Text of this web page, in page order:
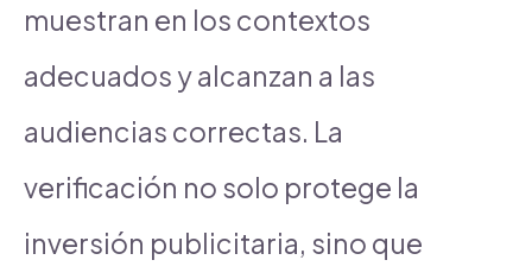
muestran en los contextos
adecuados y alcanzan a las
audiencias correctas. La
verificación no solo protege la
inversión publicitaria, sino que